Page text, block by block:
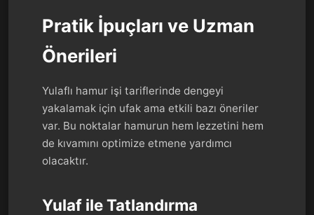
Pratik İpuçları ve Uzman
Önerileri
Yulaflı hamur işi tariflerinde dengeyi
yakalamak için ufak ama etkili bazı öneriler
var. Bu noktalar hamurun hem lezzetini hem
de kıvamını optimize etmene yardımcı
olacaktır.
Yulaf ile Tatlandırma